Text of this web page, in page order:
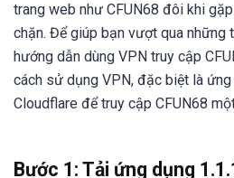
trang web như CFUN68 đôi khi
chặn. Để giúp bạn vượt qua những
hướng dẫn dùng VPN truy cập
cách sử dụng VPN, đặc biệt là ứng
Cloudflare để truy cập CFUN68
Bước 1: Tải ứng dụng